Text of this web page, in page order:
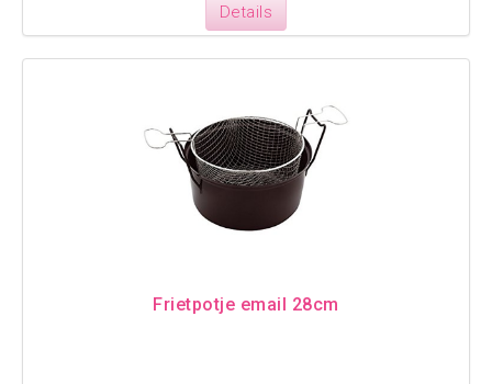
Details
Frietpotje email 28cm